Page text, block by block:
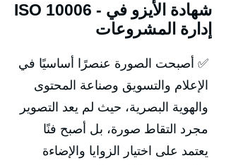
ISO 10006 - شهادة الأيزو في
إدارة المشروعات
✅ أصبحت الصورة عنصرًا أساسيًا في
الإعلام والتسويق وصناعة المحتوى
والهوية البصرية، حيث لم يعد التصوير
مجرد التقاط صورة، بل أصبح فنًا
يعتمد على اختيار الزوايا والإضاءة